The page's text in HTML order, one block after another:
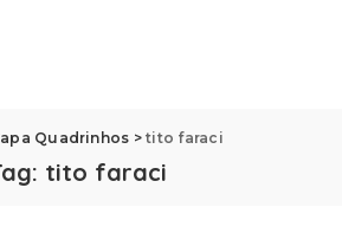
Quadrinhos >tito faraci
tito faraci